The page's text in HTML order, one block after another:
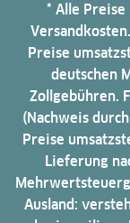
* Alle
Preise
deutschen
Zollgebühren.
(Nachweis
Preise
Lieferung
Ausland: